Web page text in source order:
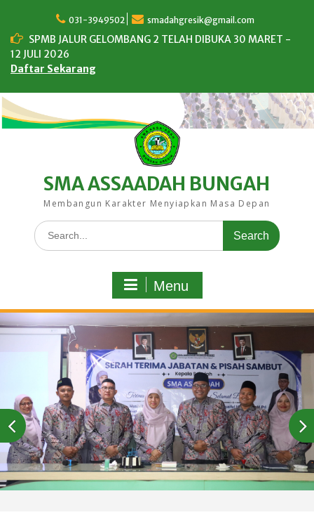
content
031-3949502 smadahgresik@gmail.com
SPMB JALUR GELOMBANG 2 TELAH DIBUKA 30 MARET -
12 JULI 2026
Daftar Sekarang
SMA ASSAADAH BUNGAH
Membangun Karakter Menyiapkan Masa Depan
Search
for:
Menu